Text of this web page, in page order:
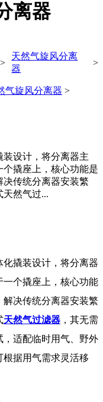
离器
>
天然气旋风分离
器
>
气旋风分离器 >
设计，将分离器主
撬座上，核心功能是
传统分离器安装繁
然气过...
撬装设计，将分离器
个撬座上，核心功能
决传统分离器安装繁
天然气过滤器 ，其无需
适配临时用气、野外
据用气需求灵活移